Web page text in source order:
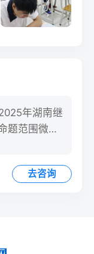
年湖南继
题范围微
去咨询